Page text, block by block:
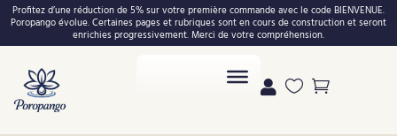
Profitez d’une réduction de 5% sur votre première commande avec le code BIENVENUE.
Poropango évolue. Certaines pages et rubriques sont en cours de construction et seront
enrichies progressivement. Merci de votre compréhension.
  